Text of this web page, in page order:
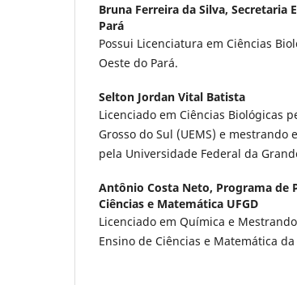
Bruna Ferreira da Silva, Secretaria
Pará
Possui Licenciatura em Ciências
Oeste do Pará.
Selton Jordan Vital Batista
Licenciado em Ciências Biológicas
Grosso do Sul (UEMS) e mestrando
pela Universidade Federal da
Antônio Costa Neto, Programa de
Ciências e Matemática UFGD
Licenciado em Química e
Ensino de Ciências e Matemática da